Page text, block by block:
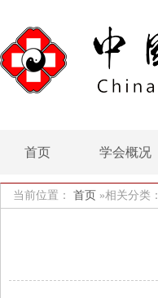
首页 学会概况
当前位置： 首页 »相关分类：